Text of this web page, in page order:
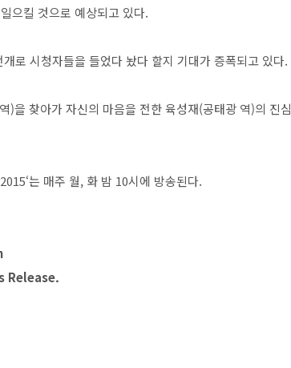
으킬 것으로 예상되고 있다.
로 시청자들을 들었다 놨다 할지 기대가 증폭되고 있다.
)을 찾아가 자신의 마음을 전한 육성재(공태광 역)의 진심
는 매주 월, 화 밤 10시에 방송된다.
Release.